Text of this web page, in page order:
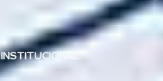
INSTITUCIONAL